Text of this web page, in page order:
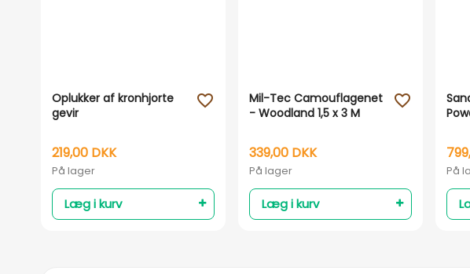
Oplukker af kronhjorte
gevir
219,00 DKK
På lager
Læg i kurv
favorite_outline
Mil-Tec Camouflagenet
- Woodland 1,5 x 3 M
339,00 DKK
På lager
Læg i kurv
favorite_outline
På